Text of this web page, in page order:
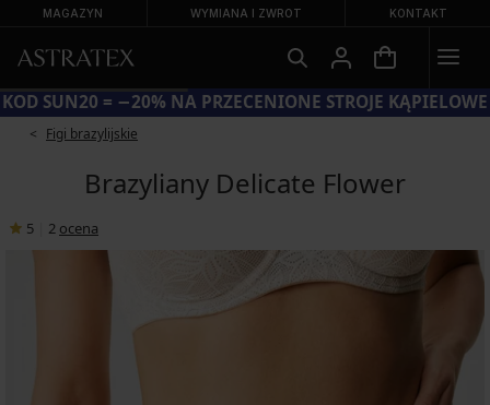
MAGAZYN WYMIANA I ZWROT KONTAKT
KOD SUN20 = −20% NA PRZECENIONE STROJE KĄPIELOWE
Figi brazylijskie
Brazyliany Delicate Flower
5 2 ocena